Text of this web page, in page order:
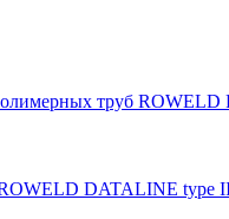
труб
ROWELD DATALINE type